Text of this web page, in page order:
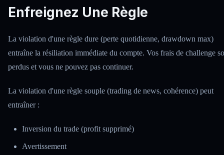
Enfreignez Une Règle
La violation d'une règle dure (perte quotidienne, drawdown max)
entraîne la résiliation immédiate du compte. Vos frais de challenge
perdus et vous ne pouvez pas continuer.
La violation d'une règle souple (trading de news, cohérence) peut
entraîner :
Inversion du trade (profit supprimé)
Avertissement